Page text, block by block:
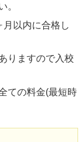
。
以内に合格し
りますので入校
ての料金(最短時